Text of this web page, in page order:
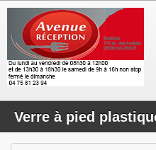
Verre à pied